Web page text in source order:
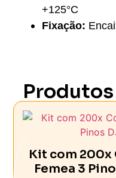
+125°C
Fixação:
Produtos
Kit com 200x
Femea 3